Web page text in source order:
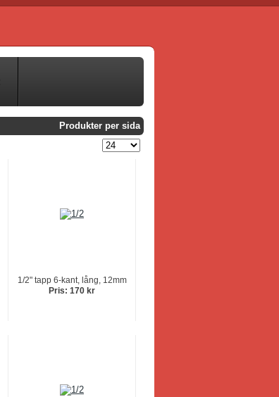
Produkter per sida
1/2" tapp 6-kant, lång, 12mm
Pris: 170 kr